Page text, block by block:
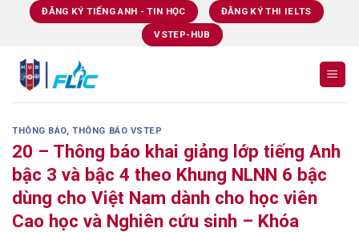
ĐĂNG KÝ TIẾNG ANH - TIN HỌC ĐĂNG KÝ THI IELTS
VSTEP-HUB
THÔNG BÁO,THÔNG BÁO VSTEP
20 – Thông báo khai giảng lớp tiếng Anh
bậc 3 và bậc 4 theo Khung NLNN 6 bậc
dùng cho Việt Nam dành cho học viên
Cao học và Nghiên cứu sinh – Khóa